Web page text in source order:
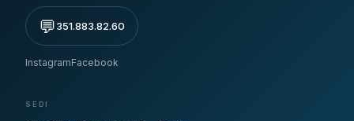
💬351.883.82.60
InstagramFacebook
SEDI